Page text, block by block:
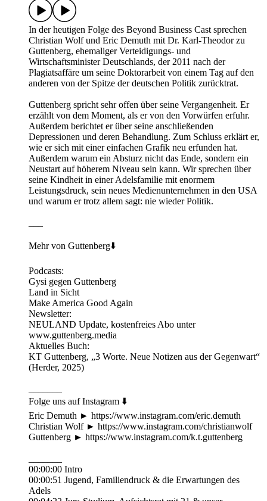
In der heutigen Folge des Beyond Business Cast sprechen
Christian Wolf und Eric Demuth mit Dr. Karl-Theodor zu
Guttenberg, ehemaliger Verteidigungs- und
Wirtschaftsminister Deutschlands, der 2011 nach der
Plagiatsaffäre um seine Doktorarbeit von einem Tag auf den
anderen von der Spitze der deutschen Politik zurücktrat.
Guttenberg spricht sehr offen über seine Vergangenheit. Er
erzählt von dem Moment, als er von den Vorwürfen erfuhr.
Außerdem berichtet er über seine anschließenden
Depressionen und deren Behandlung. Zum Schluss erklärt er,
wie er sich mit einer einfachen Grafik neu erfunden hat.
Außerdem warum ein Absturz nicht das Ende, sondern ein
Neustart auf höherem Niveau sein kann. Wir sprechen über
seine Kindheit in einer Adelsfamilie mit enormem
Leistungsdruck, sein neues Medienunternehmen in den USA
und warum er trotz allem sagt: nie wieder Politik.
Mehr von Guttenberg⬇️
Podcasts:
Gysi gegen Guttenberg
Land in Sicht
Make America Good Again
Newsletter:
NEULAND Update, kostenfreies Abo unter
www.guttenberg.media
Aktuelles Buch:
KT Guttenberg, „3 Worte. Neue Notizen aus der Gegenwart“
(Herder, 2025)
Folge uns auf Instagram ⬇️
Eric Demuth ► https://www.instagram.com/eric.demuth
Christian Wolf ► https://www.instagram.com/christianwolf
Guttenberg ► https://www.instagram.com/k.t.guttenberg
00:00:00 Intro
00:00:51 Jugend, Familiendruck & die Erwartungen des
Adels